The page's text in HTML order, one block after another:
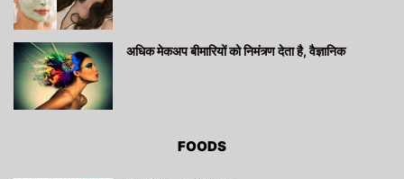
अधिक मेकअप बीमारियों को निमंत्र्ण देता है, वैज्ञानिक
FOODS